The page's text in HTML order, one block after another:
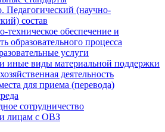
Педагогический (научно-
состав
техническое обеспечение и
образовательного процесса
услуги
иные виды материальной поддержки
деятельность
для приема (перевода)
сотрудничество
лицам с ОВЗ